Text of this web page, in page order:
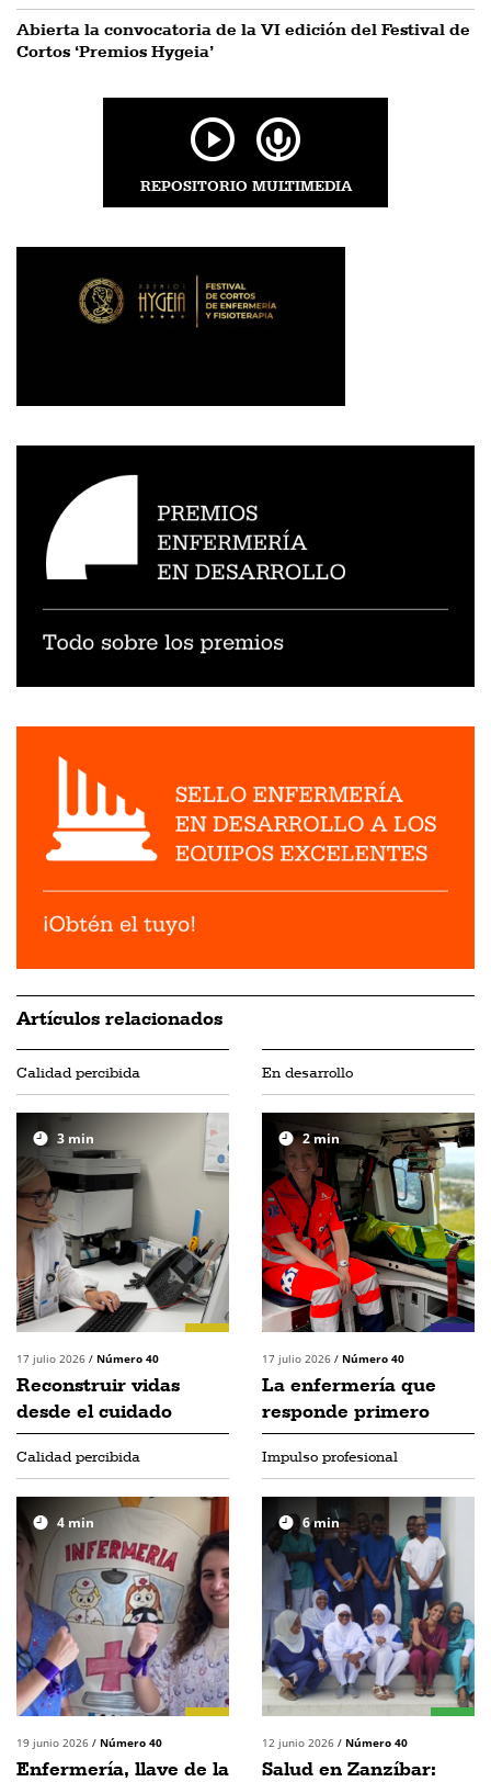
Abierta la convocatoria de la VI edición del Festival de
Cortos ‘Premios Hygeia’
REPOSITORIO MULTIMEDIA
Artículos relacionados
Calidad percibida
3 min
17 julio 2026 / Número 40
Reconstruir vidas
desde el cuidado
En desarrollo
2min
17 julio 2026 / Número 40
La enfermería que
responde primero
Calidad percibida
4min
19 junio 2026 / Número 40
Enfermería, llave de la
Impulso profesional
6min
12 junio 2026 / Número 40
Salud en Zanzíbar: